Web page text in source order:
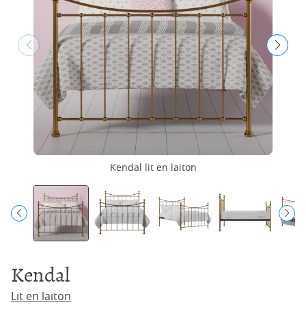
Kendal lit en laiton
Kendal
Lit en laiton